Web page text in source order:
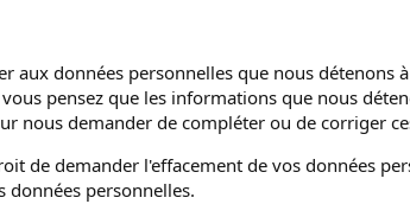
aux données personnelles que nous
vous pensez que les informations que nous
nous demander de compléter ou de corriger
de demander l'effacement de vos données
personnelles.